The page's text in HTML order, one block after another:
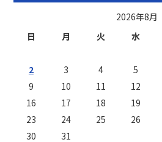
2026年8月
日
月 火 水
2
3 4 5
9
10 11 12
16
17 18 19
23
24 25 26
30
31